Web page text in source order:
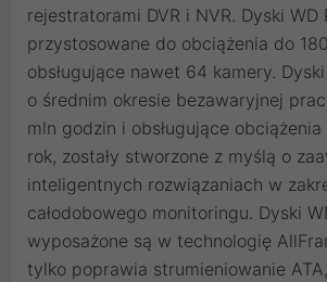
rejestratorami DVR i NVR. Dyski
przystosowane do obciążenia do
obsługujące nawet 64 kamery.
o średnim okresie bezawaryjnej
mln godzin i obsługujące
rok, zostały stworzone z myślą o
inteligentnych rozwiązaniach w
całodobowego monitoringu. Dyski
wyposażone są w technologię
tylko poprawia strumieniowanie